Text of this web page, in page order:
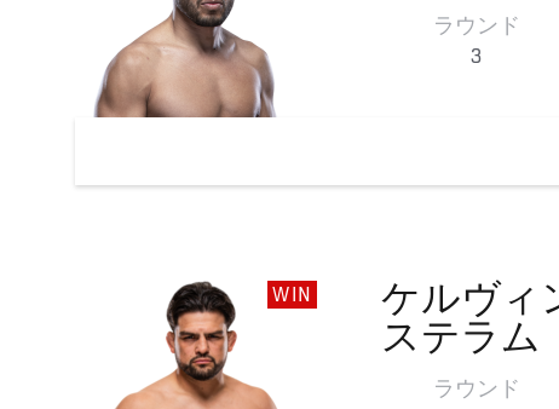
ラウンド
3
WIN
ケルヴィ
ステラム
ラウンド